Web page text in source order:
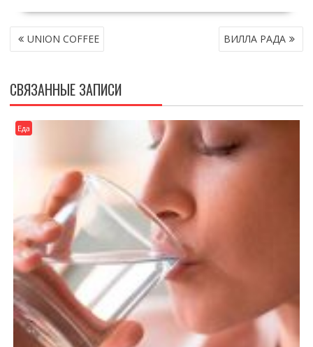
НАВИГАЦИЯ
ПО UNION COFFEE ВИЛЛА РАДА
СВЯЗАННЫЕ ЗАПИСИ
Еда